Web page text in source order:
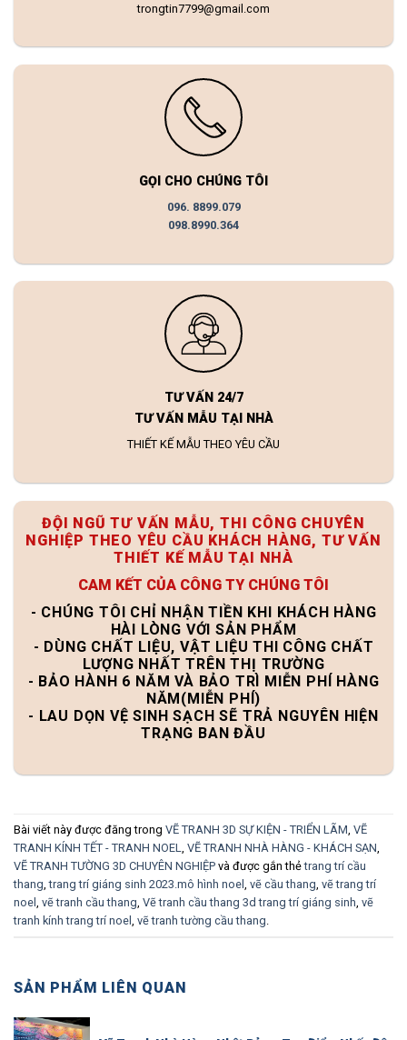
trongtin7799@gmail.com
GỌI CHO CHÚNG TÔI
096. 8899.079
098.8990.364
TƯ VẤN 24/7
TƯ VẤN MẪU TẠI NHÀ
THIẾT KẾ MẪU THEO YÊU CẦU
ĐỘI NGŨ TƯ VẤN MẪU, THI CÔNG CHUYÊN
NGHIỆP THEO YÊU CẦU KHÁCH HÀNG, TƯ VẤN
THIẾT KẾ MẪU TẠI NHÀ
CAM KẾT CỦA CÔNG TY CHÚNG TÔI
- CHÚNG TÔI CHỈ NHẬN TIỀN KHI KHÁCH HÀNG
HÀI LÒNG VỚI SẢN PHẨM
- DÙNG CHẤT LIỆU, VẬT LIỆU THI CÔNG CHẤT
LƯỢNG NHẤT TRÊN THỊ TRƯỜNG
- BẢO HÀNH 6 NĂM VÀ BẢO TRÌ MIỄN PHÍ HÀNG
NĂM(MIỄN PHÍ)
- LAU DỌN VỆ SINH SẠCH SẼ TRẢ NGUYÊN HIỆN
TRẠNG BAN ĐẦU
Bài viết này được đăng trong VẼ TRANH 3D SỰ KIỆN - TRIỂN LÃM VẼ
TRANH KÍNH TẾT - TRANH NOEL
VẼ TRANH NHÀ HÀNG - KHÁCH SẠN
VẼ TRANH TƯỜNG 3D CHUYÊN NGHIỆP và được gắn thẻtrang trí cầu
thang ,trang trí giáng sinh 2023.mô hình noel vẽ cầu thang vẽ trang trí
noel vẽ tranh cầu thang Vẽ tranh cầu thang 3d trang trí giáng sinh vẽ
tranh kính trang trí noel vẽ tranh tường cầu thang
SẢN PHẨM LIÊN QUAN